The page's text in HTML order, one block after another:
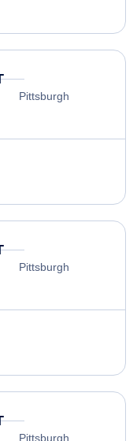
Pittsburgh
Pittsburgh
Pittsburgh